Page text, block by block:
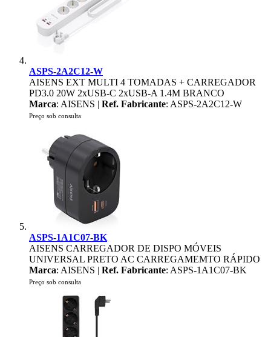
ASPS-2A2C12-W
AISENS EXT MULTI 4 TOMADAS + CARREGADOR
PD3.0 20W 2xUSB-C 2xUSB-A 1.4M BRANCO
Marca: AISENS | Ref. Fabricante: ASPS-2A2C12-W
Preço sob consulta
ASPS-1A1C07-BK
AISENS CARREGADOR DE DISPO MÓVEIS
UNIVERSAL PRETO AC CARREGAMEMTO RÁPIDO
Marca: AISENS | Ref. Fabricante: ASPS-1A1C07-BK
Preço sob consulta